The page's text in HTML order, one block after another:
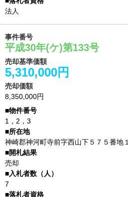
法人
事件番号
平成30年(ケ)第133号
売却基準価額
5,310,000円
売却価額
8,350,000円
1，2，3
神崎郡神河町寺前字西山下５７５番地１
売却
7